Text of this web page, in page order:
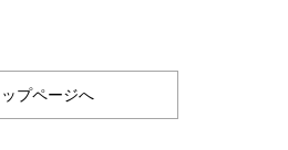
ップページへ